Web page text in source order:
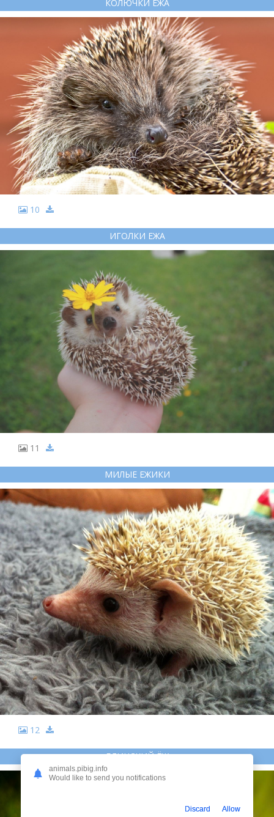
КОЛЮЧКИ ЕЖА
10
ИГОЛКИ ЕЖА
11
МИЛЫЕ ЕЖИКИ
12
БЛИНСКИЙ ЁЖ
animals.pibig.info
Would like to send you notifications
Discard Allow